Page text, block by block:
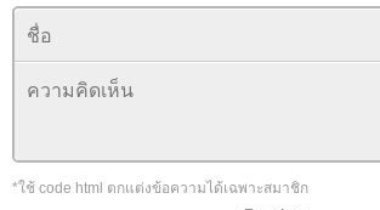
*ใช้ code html ตกแต่งข้อความได้เฉพาะสมาชิก